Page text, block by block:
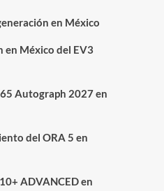
en México
en México del EV3
Autograph 2027 en
del ORA 5 en
ADVANCED en